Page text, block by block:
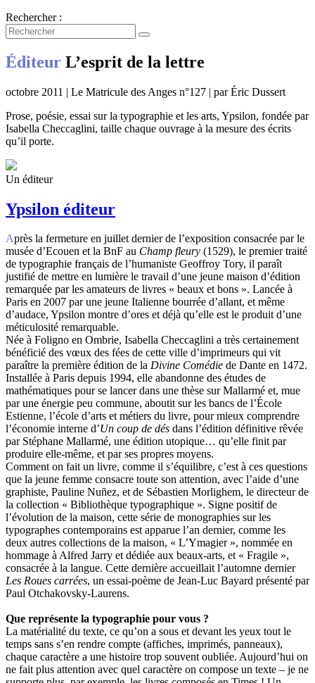
Rechercher :
Éditeur L’esprit de la lettre
octobre 2011 | Le Matricule des Anges n°127 | par Éric Dussert
Prose, poésie, essai sur la typographie et les arts, Ypsilon, fondée par
Isabella Checcaglini, taille chaque ouvrage à la mesure des écrits
qu’il porte.
Un éditeur
Ypsilon éditeur
Après la fermeture en juillet dernier de l’exposition consacrée par le
musée d’Ecouen et la BnF au Champ fleury (1529), le premier traité
de typographie français de l’humaniste Geoffroy Tory, il paraît
justifié de mettre en lumière le travail d’une jeune maison d’édition
remarquée par les amateurs de livres « beaux et bons ». Lancée à
Paris en 2007 par une jeune Italienne bourrée d’allant, et même
d’audace, Ypsilon montre d’ores et déjà qu’elle est le produit d’une
méticulosité remarquable.
Née à Foligno en Ombrie, Isabella Checcaglini a très certainement
bénéficié des vœux des fées de cette ville d’imprimeurs qui vit
paraître la première édition de la Divine Comédie de Dante en 1472.
Installée à Paris depuis 1994, elle abandonne des études de
mathématiques pour se lancer dans une thèse sur Mallarmé et, mue
par une énergie peu commune, aboutit sur les bancs de l’École
Estienne, l’école d’arts et métiers du livre, pour mieux comprendre
l’économie interne d’Un coup de dés dans l’édition définitive rêvée
par Stéphane Mallarmé, une édition utopique… qu’elle finit par
produire elle-même, et par ses propres moyens.
Comment on fait un livre, comme il s’équilibre, c’est à ces questions
que la jeune femme consacre toute son attention, avec l’aide d’une
graphiste, Pauline Nuñez, et de Sébastien Morlighem, le directeur de
la collection « Bibliothèque typographique ». Signe positif de
l’évolution de la maison, cette série de monographies sur les
typographes contemporains est apparue l’an dernier, comme les
deux autres collections de la maison, « L’Ymagier », nommée en
hommage à Alfred Jarry et dédiée aux beaux-arts, et « Fragile »,
consacrée à la langue. Cette dernière accueillait l’automne dernier
Les Roues carrées, un essai-poème de Jean-Luc Bayard présenté par
Paul Otchakovsky-Laurens.
Que représente la typographie pour vous ?
La matérialité du texte, ce qu’on a sous et devant les yeux tout le
temps sans s’en rendre compte (affiches, imprimés, panneaux),
chaque caractère a une histoire trop souvent oubliée. Aujourd’hui on
ne fait plus attention avec quel caractère on compose un texte – je ne